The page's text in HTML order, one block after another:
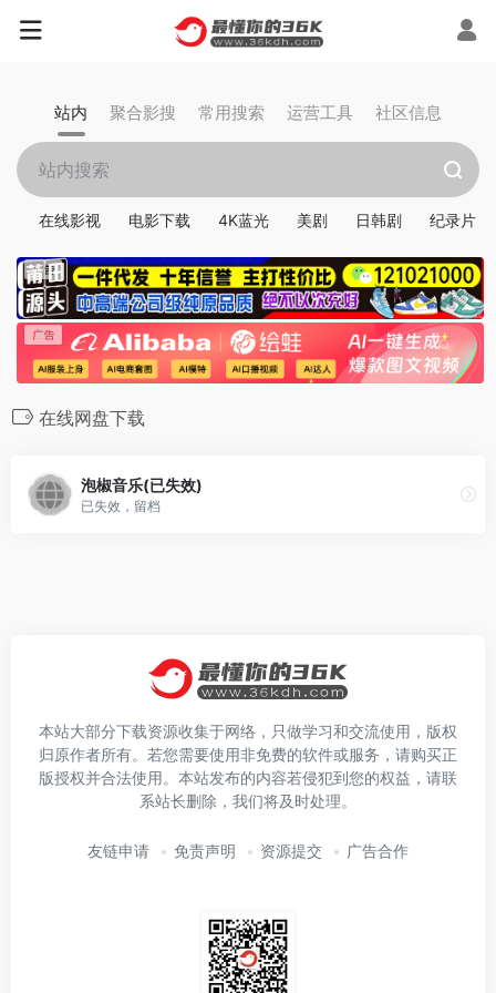
站内 聚合影搜 常用搜索 运营工具 社区信息
在线影视 电影下载 4K蓝光 美剧 日韩剧 纪录片
在线网盘下载
泡椒音乐(已失效)
已失效，留档
本站大部分下载资源收集于网络，只做学习和交流使用，版权
归原作者所有。若您需要使用非免费的软件或服务，请购买正
版授权并合法使用。本站发布的内容若侵犯到您的权益，请联
系站长删除，我们将及时处理。
友链申请 免责声明 资源提交 广告合作